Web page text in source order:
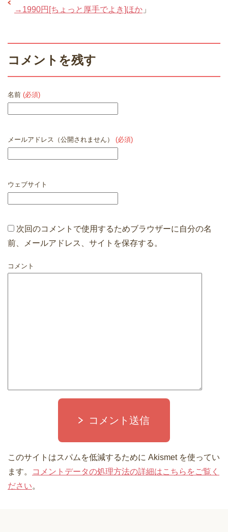
→1990円[ちょっと厚手でよき]ほか 」
コメントを残す
名前 (必須)
メールアドレス（公開されません） (必須)
ウェブサイト
次回のコメントで使用するためブラウザーに自分の名
前、メールアドレス、サイトを保存する。
コメント
コメント送信
このサイトはスパムを低減するために Akismet を使ってい
ます。
コメントデータの処理方法の詳細はこちらをご覧く
ださい。